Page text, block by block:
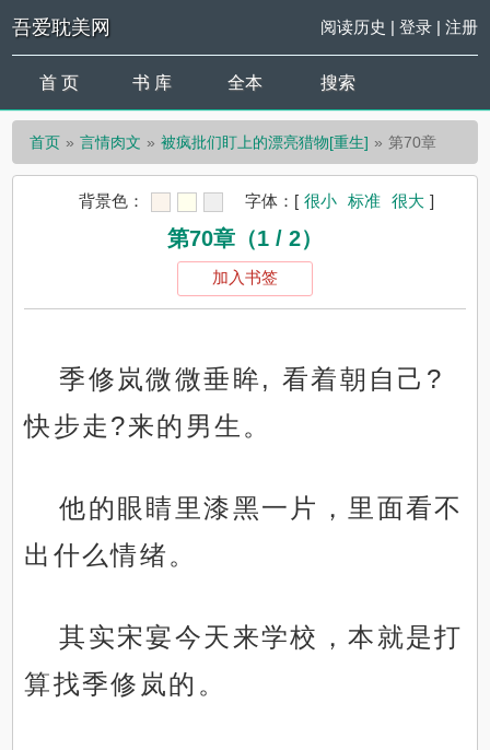
吾爱耽美网 阅读历史 | 登录| 注册
首 页 书 库 全本 搜索
首页 言情肉文 被疯批们盯上的漂亮猎物[重生] 第70章
背景色： 字体： [ 很小 标准 很大 ]
第70章（1 / 2）
加入书签
季修岚微微垂眸, 看着朝自己?
快步走?来的男生。
他的眼睛里漆黑一片，里面看不
出什么情绪。
其实宋宴今天来学校，本就是打
算找季修岚的。